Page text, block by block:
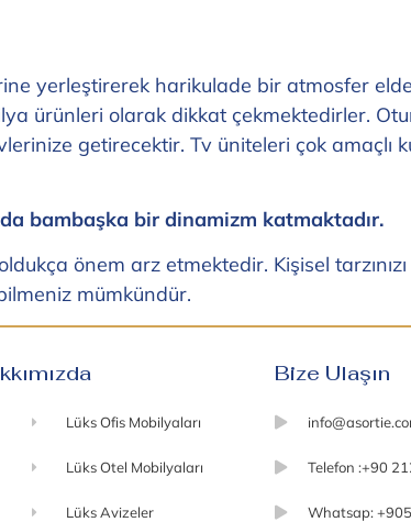
yerleştirerek harikulade bir atmosfer
ürünleri olarak dikkat çekmektedirler.
getirecektir. Tv üniteleri çok amaçlı
bambaşka bir dinamizm katmaktadır.
önem arz etmektedir. Kişisel
mümkündür.
Lüks Ofis Mobilyaları
Lüks Otel Mobilyaları
Lüks Avizeler
Bize Ulaşın
Telefon :+90
Whatsap: